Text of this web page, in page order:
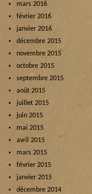
mars 2016
février 2016
janvier 2016
décembre 2015
novembre 2015
octobre 2015
septembre 2015
août 2015
juillet 2015
juin 2015
mai 2015
avril 2015
mars 2015
février 2015
janvier 2015
décembre 2014